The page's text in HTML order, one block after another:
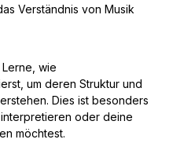
Verständnis von Musik
Lerne, wie
um deren Struktur und
Dies ist besonders
oder deine
möchtest.